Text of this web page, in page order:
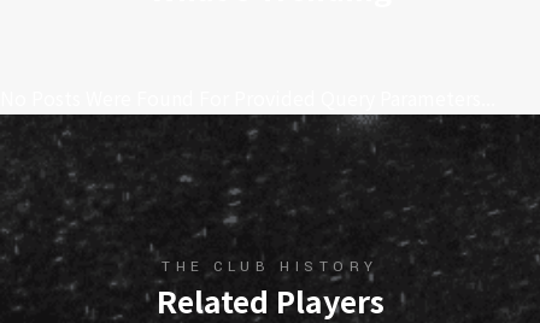
THE CLUB HISTORY
Related Players